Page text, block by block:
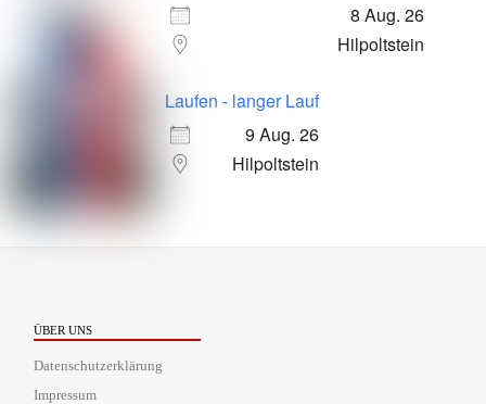
8 Aug. 26
Hilpoltstein
Laufen - langer Lauf
9 Aug. 26
Hilpoltstein
ÜBER UNS
Datenschutzerklärung
Impressum